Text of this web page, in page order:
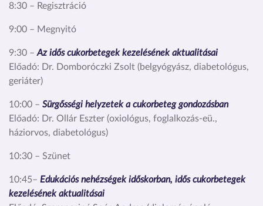
8:30 – Regisztráció
9:00 – Megnyitó
9:30 – Az idős cukorbetegek kezelésének aktualitásai
Előadó: Dr. Domboróczki Zsolt (belgyógyász, diabetológus,
geriáter)
10:00 – Sürgősségi helyzetek a cukorbeteg gondozásban
Előadó: Dr. Ollár Eszter (oxiológus, foglalkozás-eü.,
háziorvos, diabetológus)
10:30 – Szünet
10:45– Edukációs nehézségek időskorban, idős cukorbetegek
kezelésének aktualitásai